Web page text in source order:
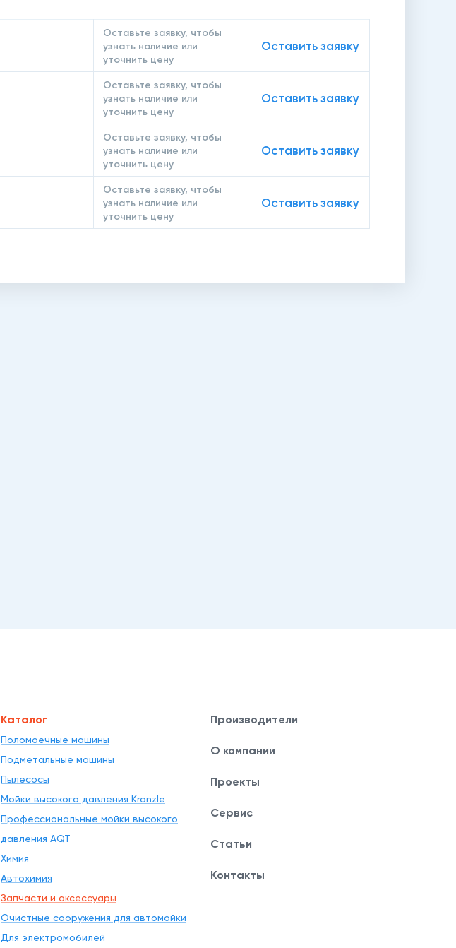
Оставьте заявку, чтобы
узнать наличие или
уточнить цену
Оставить заявку
Оставьте заявку, чтобы
узнать наличие или
уточнить цену
Оставить заявку
Оставьте заявку, чтобы
узнать наличие или
уточнить цену
Оставить заявку
Оставьте заявку, чтобы
узнать наличие или
уточнить цену
Оставить заявку
Каталог
Поломоечные машины
Подметальные машины
Пылесосы
Мойки высокого давления Kranzle
Профессиональные мойки высокого
давления AQT
Химия
Автохимия
Запчасти и аксессуары
Очистные сооружения для автомойки
Для электромобилей
Производители
О компании
Проекты
Сервис
Статьи
Контакты